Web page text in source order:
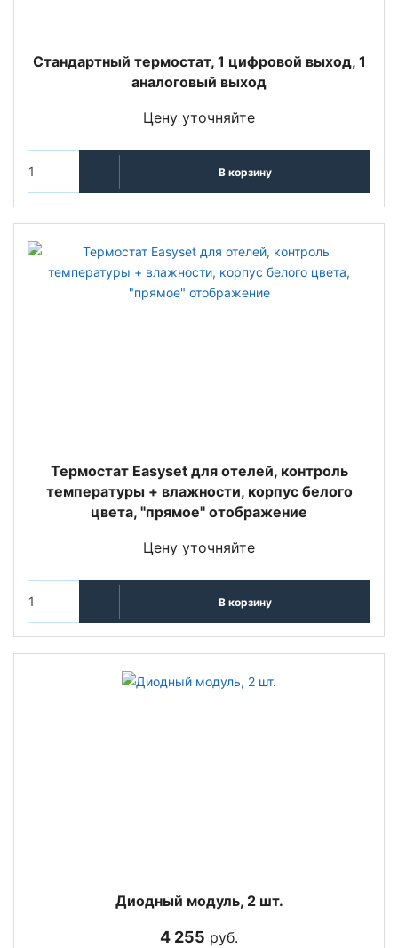
Стандартный термостат, 1 цифровой выход, 1
аналоговый выход
Цену уточняйте
В корзину
Термостат Easyset для отелей, контроль
температуры + влажности, корпус белого
цвета, "прямое" отображение
Цену уточняйте
В корзину
Диодный модуль, 2 шт.
4 255 руб.